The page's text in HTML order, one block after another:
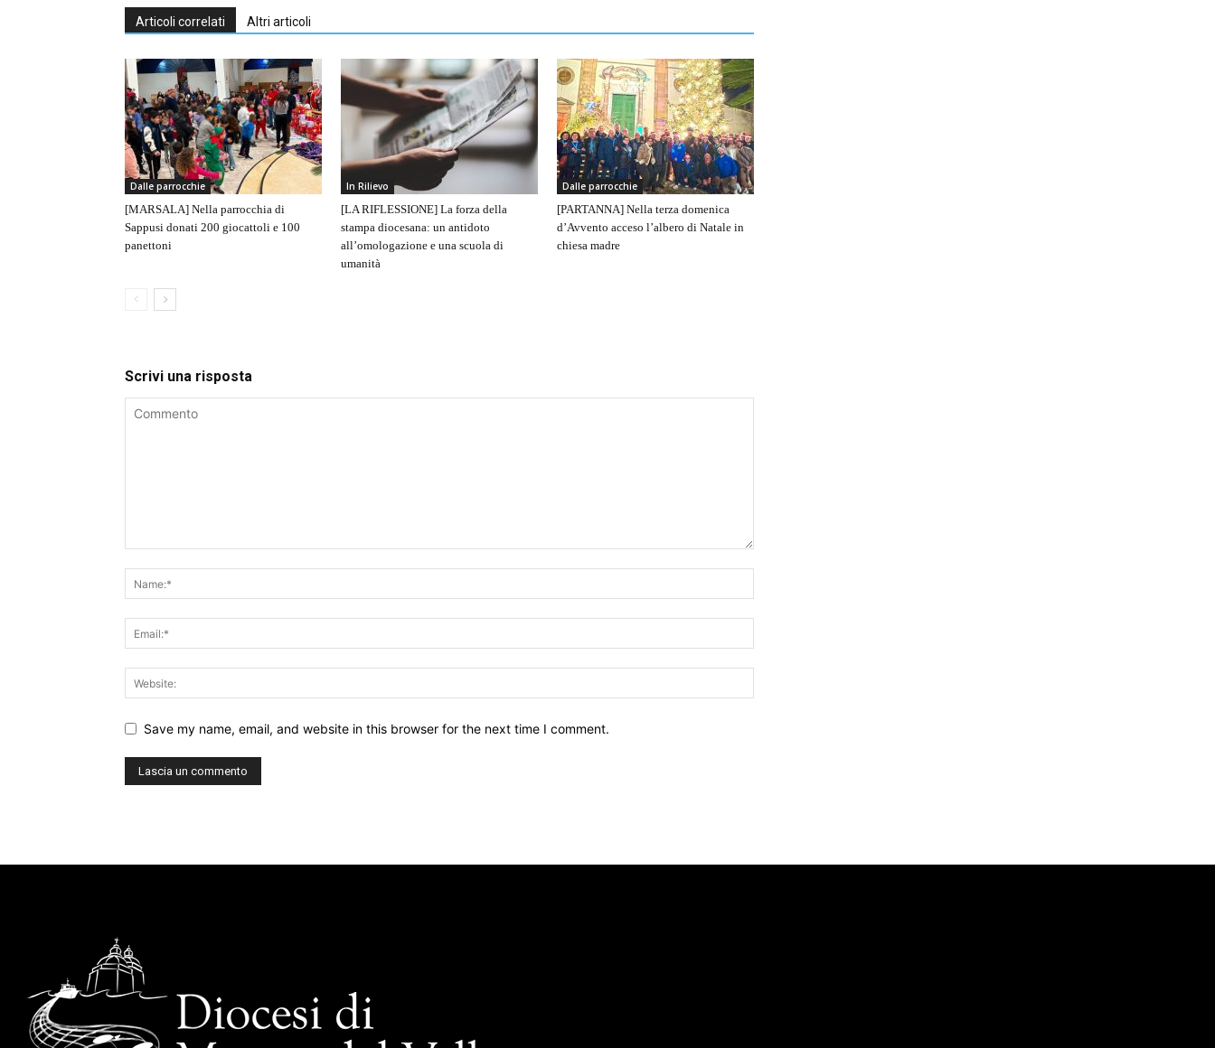
Articoli correlati Altri articoli
Dalle parrocchie
[MARSALA] Nella parrocchia di
Sappusi donati 200 giocattoli e 100
panettoni
In Rilievo
[LA RIFLESSIONE] La forza della
stampa diocesana: un antidoto
all’omologazione e una scuola di
umanità
Dalle parrocchie
[PARTANNA] Nella terza domenica
d’Avvento acceso l’albero di Natale in
chiesa madre
Scrivi una risposta
Save my name, email, and website in this browser for the next time I comment.